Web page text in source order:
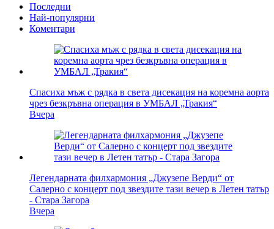
Последни
Най-популярни
Коментари
Спасиха мъж с рядка в света дисекация на коремна аорта
чрез безкръвна операция в УМБАЛ „Тракия“
Вчера
Легендарната филхармония „Джузепе Верди“ от
Салерно с концерт под звездите тази вечер в Летен татър
- Стара Загора
Вчера